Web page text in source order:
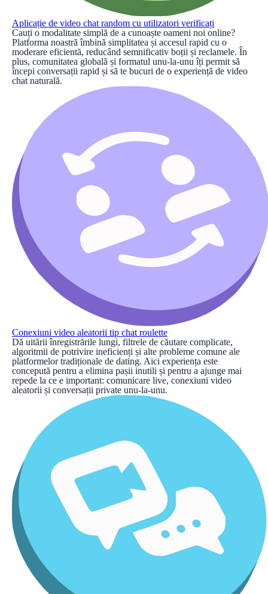
Aplicație de video chat random cu utilizatori verificați
Cauți o modalitate simplă de a cunoaște oameni noi online?
Platforma noastră îmbină simplitatea și accesul rapid cu o
moderare eficientă, reducând semnificativ boții și reclamele. În
plus, comunitatea globală și formatul unu-la-unu îți permit să
începi conversații rapid și să te bucuri de o experiență de video
chat naturală.
Conexiuni video aleatorii tip chat roulette
Dă uitării înregistrările lungi, filtrele de căutare complicate,
algoritmii de potrivire ineficienți și alte probleme comune ale
platformelor tradiționale de dating. Aici experiența este
concepută pentru a elimina pașii inutili și pentru a ajunge mai
repede la ce e important: comunicare live, conexiuni video
aleatorii și conversații private unu-la-unu.